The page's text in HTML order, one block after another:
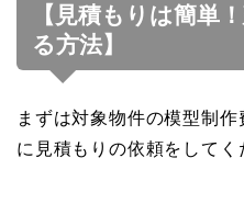
【見積もりは簡単
る方法】
まずは対象物件の模型制
に見積もりの依頼をしてく